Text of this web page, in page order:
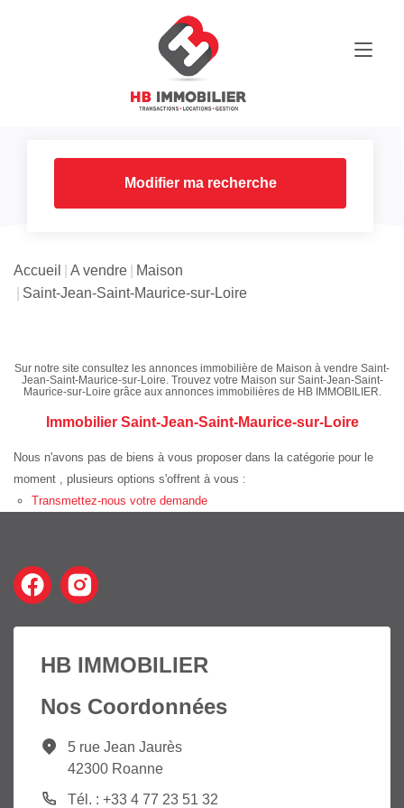
Modifier ma recherche
Accueil A vendre
Maison
Saint-Jean-Saint-Maurice-sur-Loire
Sur notre site consultez les annonces immobilière de Maison à vendre Saint-
Jean-Saint-Maurice-sur-Loire. Trouvez votre Maison sur Saint-Jean-Saint-
Maurice-sur-Loire grâce aux annonces immobilières de HB IMMOBILIER.
Immobilier Saint-Jean-Saint-Maurice-sur-Loire
Nous n'avons pas de biens à vous proposer dans la catégorie pour le
moment , plusieurs options s'offrent à vous :
Transmettez-nous votre demande
HB IMMOBILIER
Nos Coordonnées
5 rue Jean Jaurès
42300 Roanne
Tél. : +33 4 77 23 51 32